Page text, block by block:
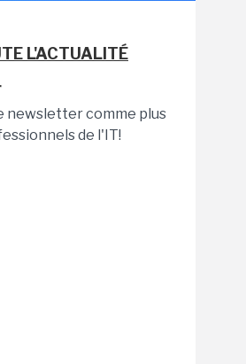
L'ACTUALITÉ
newsletter comme plus
de l'IT!